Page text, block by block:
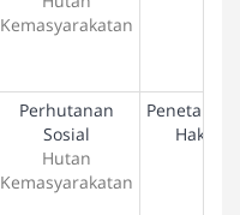
Kemasyarakatan
Perhutanan
Sosial
Hutan
Kemasyarakatan
Penetapan
Hak